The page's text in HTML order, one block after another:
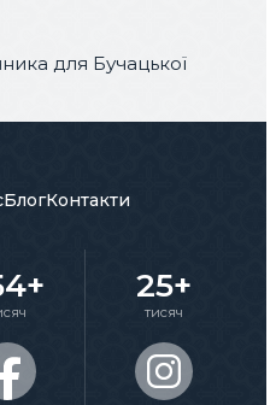
для Бучацької
БлогКонтакти
25+
тисяч